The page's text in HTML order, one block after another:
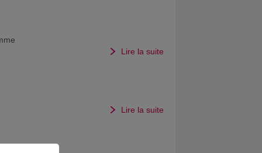
Lire la suite
Lire la suite